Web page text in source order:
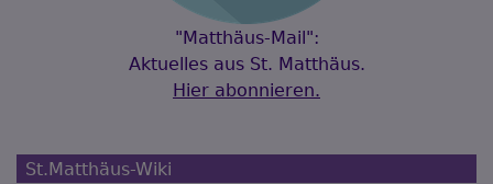
"Matthäus-Mail":
Aktuelles aus St. Matthäus.
Hier abonnieren.
St.Matthäus-Wiki